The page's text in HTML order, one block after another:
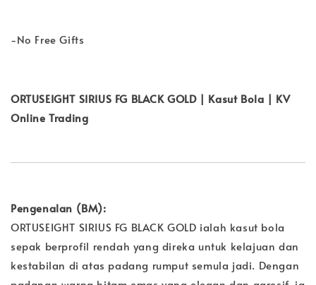
-No Free Gifts
ORTUSEIGHT SIRIUS FG BLACK GOLD | Kasut Bola | KV
Online Trading
Pengenalan (BM):
ORTUSEIGHT SIRIUS FG BLACK GOLD ialah kasut bola
sepak berprofil rendah yang direka untuk kelajuan dan
kestabilan di atas padang rumput semula jadi. Dengan